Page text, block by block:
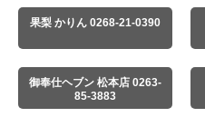
果梨 かりん 0268-21-0390
御奉仕ヘブン 松本店 0263-
85-3883